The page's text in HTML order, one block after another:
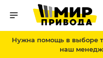
Нужна помощь в выборе
наш